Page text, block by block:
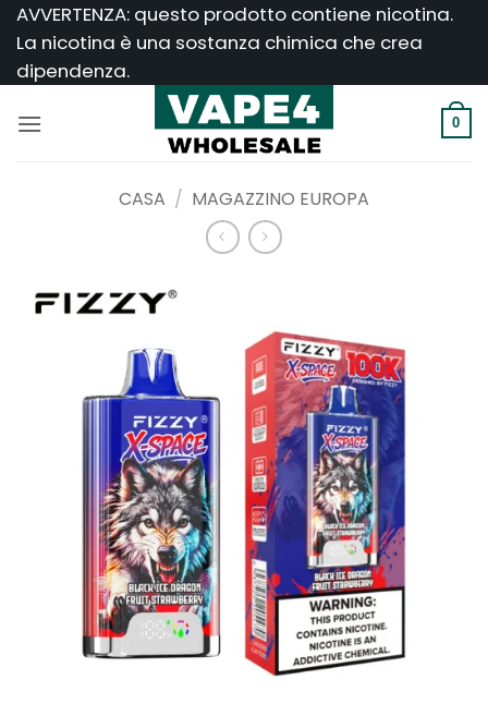
Salta
contenuti
AVVERTENZA: questo prodotto contiene nicotina.
La nicotina è una sostanza chimica che crea
dipendenza.
0
CASA / MAGAZZINO EUROPA